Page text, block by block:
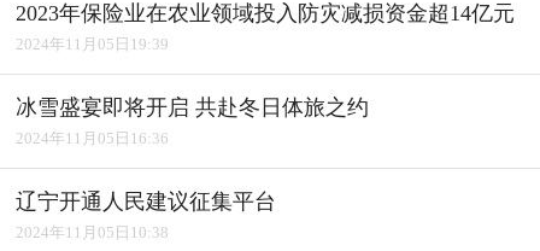
2023年保险业在农业领域投入防灾减损资金超14亿元
2024年11月05日19:39
冰雪盛宴即将开启 共赴冬日体旅之约
2024年11月05日16:36
辽宁开通人民建议征集平台
2024年11月05日10:38